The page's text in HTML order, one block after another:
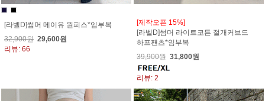
[라벨D]썸머 메이유 원피스*임부복
32,900원 29,600원
리뷰: 66
[제작오픈 15%]
[라벨D]썸머 라이트코튼 절개커브드
하프팬츠*임부복
39,900원 31,800원
리뷰: 2